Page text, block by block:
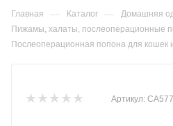
Главная — Каталог — Домашняя
Пижамы, халаты, послеоперационные
Послеоперационная попона для кошек
Артикул: